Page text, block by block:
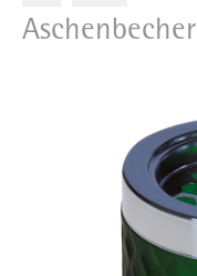
Aschenbecher